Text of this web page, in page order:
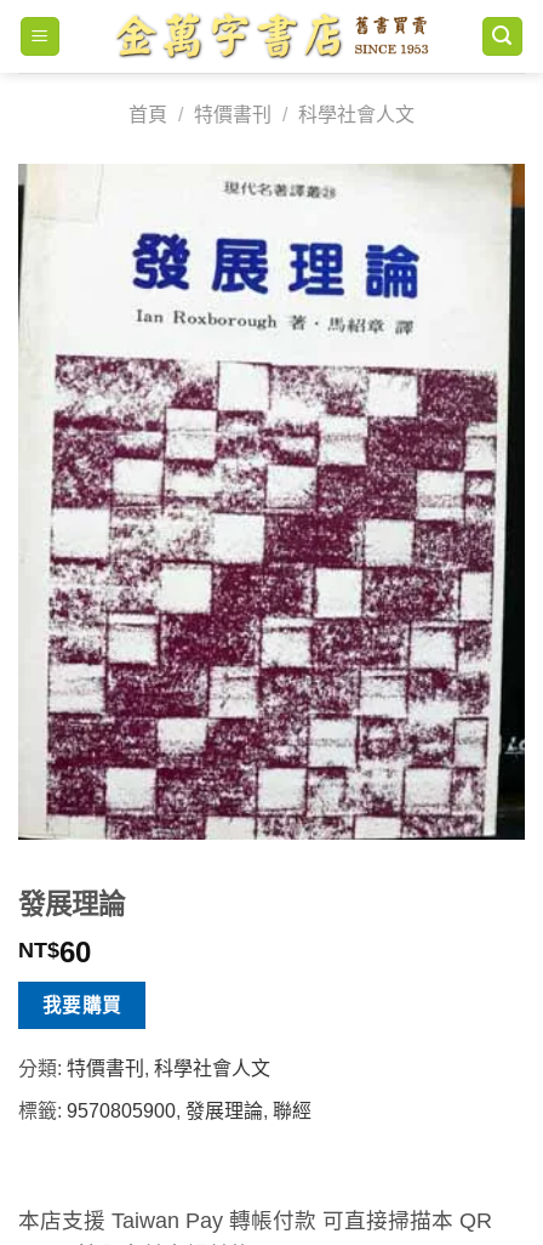
Skip
content
首頁
/ 特價書刊 / 科學社會人文
發展理論
NT$60
我要購買
分類: 特價書刊 , 科學社會人文
標籤: 9570805900, 發展理論, 聯經
本店支援 Taiwan Pay 轉帳付款 可直接掃描本 QR